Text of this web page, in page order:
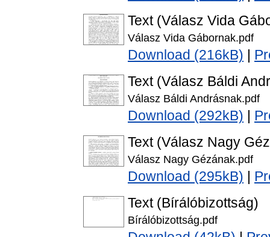
Text (Válasz Vida
Válasz Vida Gábornak.pdf
Download (216kB)
Text (Válasz Báldi
Válasz Báldi Andrásnak.pdf
Download (292kB)
Text (Válasz Nagy
Válasz Nagy Gézának.pdf
Download (295kB)
Text (Bírálóbizottság)
Bírálóbizottság.pdf